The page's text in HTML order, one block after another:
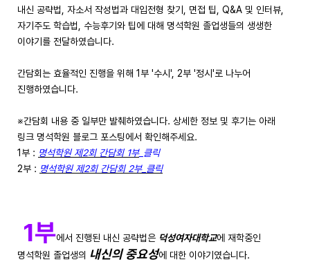
내신 공략법, 자소서 작성법과 대입전형 찾기, 면접 팁, Q&A 및 인터뷰,
자기주도 학습법, 수능후기와 팁에 대해 명석학원 졸업생들의 생생한
이야기를 전달하였습니다.
간담회는 효율적인 진행을 위해 1부 '수시', 2부 '정시'로 나누어
진행하였습니다.
※간담회 내용 중 일부만 발췌하였습니다. 상세한 정보 및 후기는 아래
링크 명석학원 블로그 포스팅에서 확인해주세요.
1부 : 명석학원 제2회 간담회 1부_클릭
2부 : 명석학원 제2회 간담회 2부_클릭
1부에서 진행된 내신 공략법은 덕성여자대학교에 재학중인
명석학원 졸업생의 내신의 중요성에 대한 이야기였습니다.